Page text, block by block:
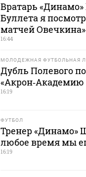
Вратарь
Буллета я
матчей Овечкина»
16:44
МОЛОДЕЖНАЯ ФУТБОЛЬНАЯ
Дубль Полевого
16:19
ФУТБОЛ
Тренер «Динамо»
любое время мы
16:19